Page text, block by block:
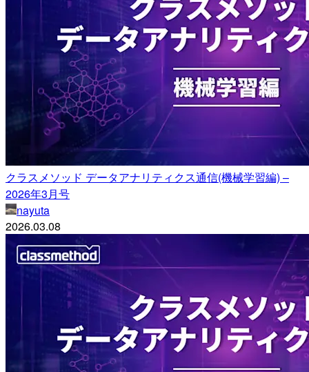
クラスメソッド データアナリティクス通信(機械学習編) –
2026年3月号
nayuta
2026.03.08